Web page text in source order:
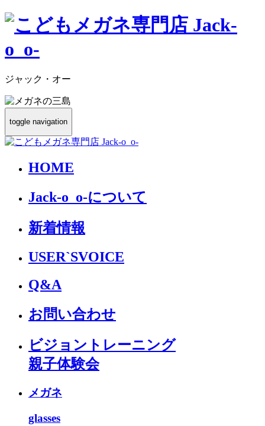
ジャック・オー
toggle navigation
HOME
Jack-o_o-について
新着情報
USER`SVOICE
Q&A
お問い合わせ
ビジョントレーニング
親子体験会
メガネ
glasses